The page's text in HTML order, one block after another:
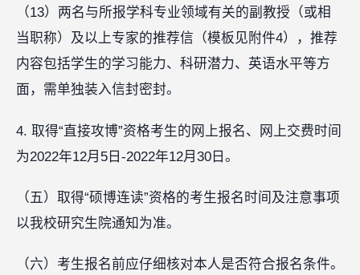
（13）两名与所报学科专业领域有关的副教授（或相
当职称）及以上专家的推荐信（模板见附件4），推荐
内容包括学生的学习能力、科研潜力、英语水平等方
面，需单独装入信封密封。
4. 取得“直接攻博”资格考生的网上报名、网上交费时间
为2022年12月5日-2022年12月30日。
（五）取得“硕博连读”资格的考生报名时间及注意事项
以我校研究生院通知为准。
（六）考生报名前应仔细核对本人是否符合报名条件。